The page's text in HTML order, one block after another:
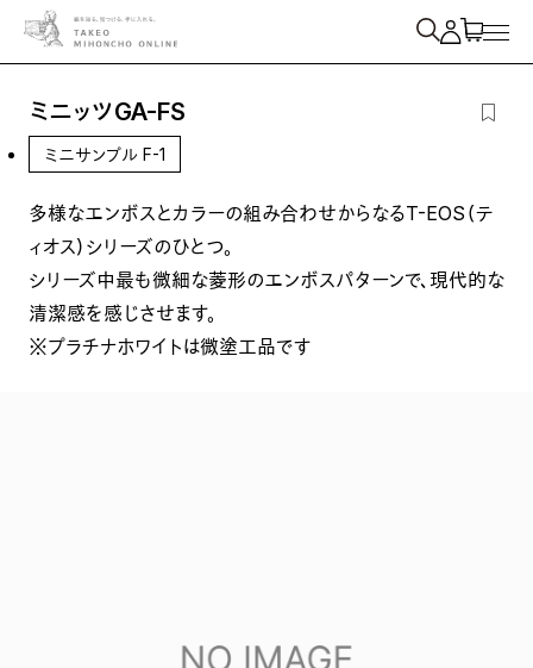
紙を検索
ミニッツGA-FS
ミニサンプル F-1
多様なエンボスとカラーの組み合わせからなるT-EOS（テ
ィオス）シリーズのひとつ。
シリーズ中最も微細な菱形のエンボスパターンで、現代的な
清潔感を感じさせます。
※プラチナホワイトは微塗工品です